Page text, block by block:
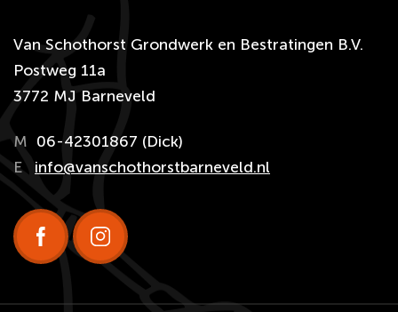
Van Schothorst Grondwerk en Bestratingen B.V.
Postweg 11a
3772 MJ Barneveld
M 06-42301867 (Dick)
E
info@vanschothorstbarneveld.nl